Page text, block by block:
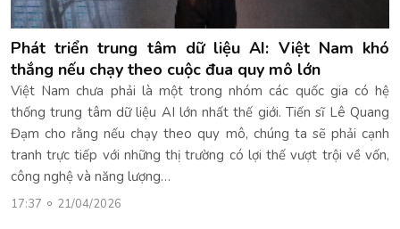
Phát triển trung tâm dữ liệu AI: Việt Nam khó
thắng nếu chạy theo cuộc đua quy mô lớn
Việt Nam chưa phải là một trong nhóm các quốc gia có hệ
thống trung tâm dữ liệu AI lớn nhất thế giới. Tiến sĩ Lê Quang
Đạm cho rằng nếu chạy theo quy mô, chúng ta sẽ phải cạnh
tranh trực tiếp với những thị trường có lợi thế vượt trội về vốn,
công nghệ và năng lượng…
17:37 21/04/2026